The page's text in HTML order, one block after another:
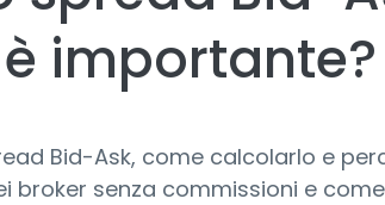
importante?
Bid-Ask, come calcolarlo e
broker senza commissioni e